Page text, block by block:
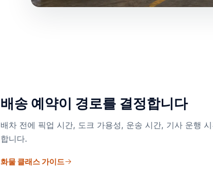
배송 예약이 경로를 결정합니다
배차 전에 픽업 시간, 도크 가용성, 운송 시간, 기사 운행
합니다.
화물 클래스 가이드